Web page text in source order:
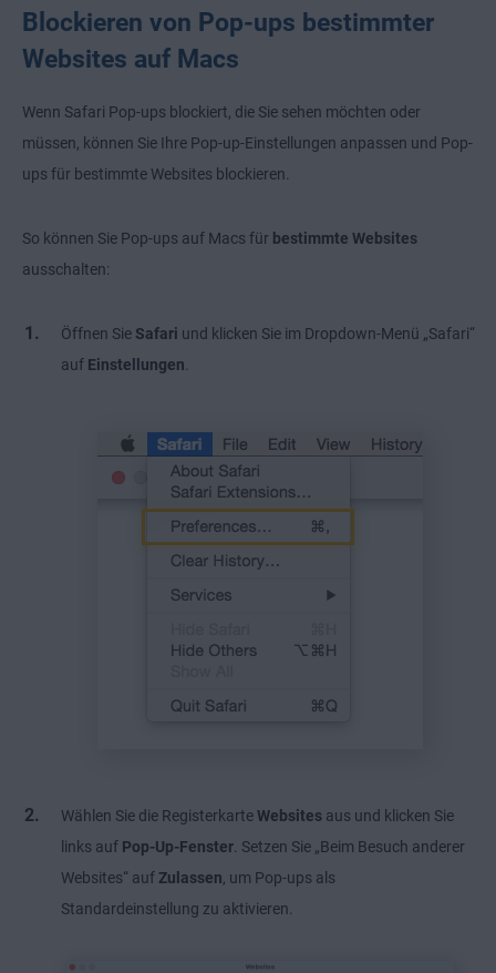
Blockieren von Pop-ups bestimmter
Websites auf Macs
Wenn Safari Pop-ups blockiert, die Sie sehen möchten oder
müssen, können Sie Ihre Pop-up-Einstellungen anpassen und Pop-
ups für bestimmte Websites blockieren.
So können Sie Pop-ups auf Macs für bestimmte Websites
ausschalten:
Öffnen Sie Safari und klicken Sie im Dropdown-Menü „Safari“
auf Einstellungen
Wählen Sie die RegisterkarteWebsites aus und klicken Sie
links auf Pop-Up-Fenster . Setzen Sie „Beim Besuch anderer
Websites“ auf Zulassen , um Pop-ups als
Standardeinstellung zu aktivieren.